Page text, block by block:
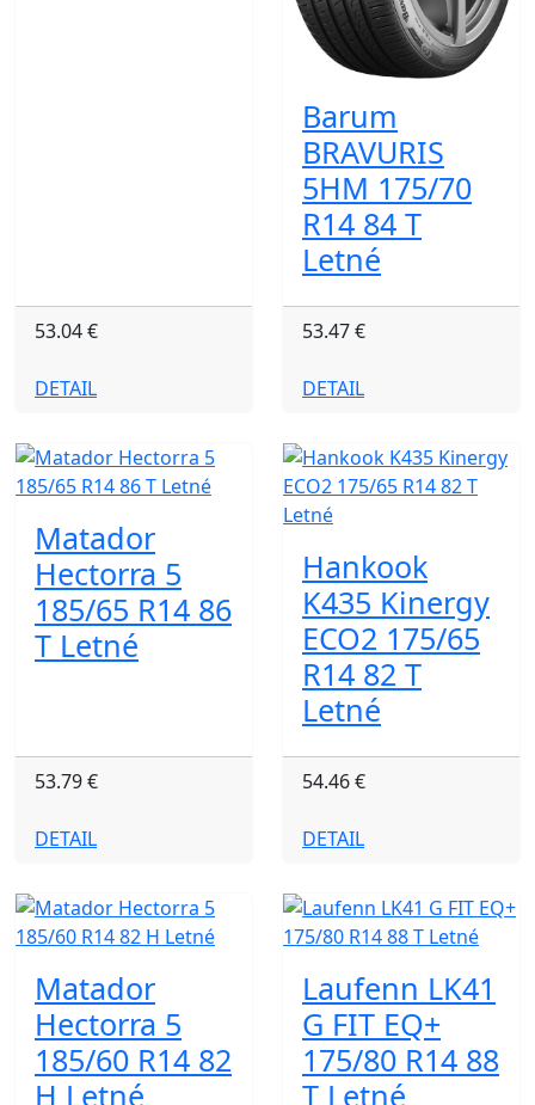
53.04 €
DETAIL
Barum
BRAVURIS
5HM 175/70
R14 84 T
Letné
53.47 €
DETAIL
Matador
Hectorra 5
185/65 R14 86
T Letné
53.79 €
DETAIL
Hankook
K435 Kinergy
ECO2 175/65
R14 82 T
Letné
54.46 €
DETAIL
Matador
Hectorra 5
185/60 R14 82
H Letné
Laufenn LK41
G FIT EQ+
175/80 R14 88
T Letné